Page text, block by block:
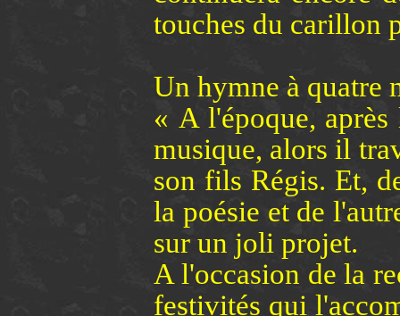
touches du carillon
Un hymne à quatre
« A l'époque,
musique, alors il
son fils Régis. Et,
la poésie et de
sur un joli projet.
A l'occasion de la
festivités qui